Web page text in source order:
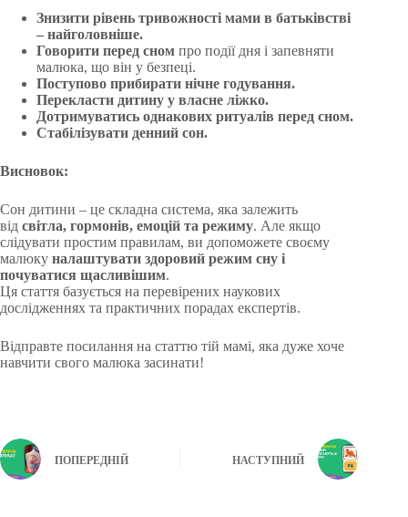
Знизити рівень тривожності мами в батьківстві
– найголовніше.
Говорити перед сном про події дня і запевняти
малюка, що він у безпеці.
Поступово прибирати нічне годування.
Перекласти дитину у власне ліжко.
Дотримуватись однакових ритуалів перед сном.
Стабілізувати денний сон.
Висновок:
Сон дитини – це складна система, яка залежить
від світла, гормонів, емоцій та режиму. Але якщо
слідувати простим правилам, ви допоможете своєму
малюку налаштувати здоровий режим сну і
почуватися щасливішим.
Ця стаття базується на перевірених наукових
дослідженнях та практичних порадах експертів.
Відправте посилання на статтю тій мамі, яка дуже хоче
навчити свого малюка засинати!
ПОПЕРЕДНІЙ НАСТУПНИЙ